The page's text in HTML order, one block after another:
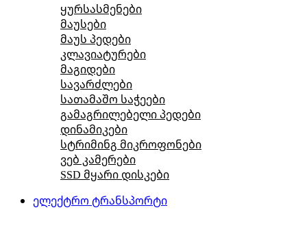
ყურსასმენები
მაუსები
მაუს პედები
კლავიატურები
მაგიდები
სავარძლები
სათამაშო საჭეები
გამაგრილებელი პედები
დინამიკები
სტრიმინგ მიკროფონები
ვებ კამერები
SSD მყარი დისკები
ელექტრო ტრანსპორტი